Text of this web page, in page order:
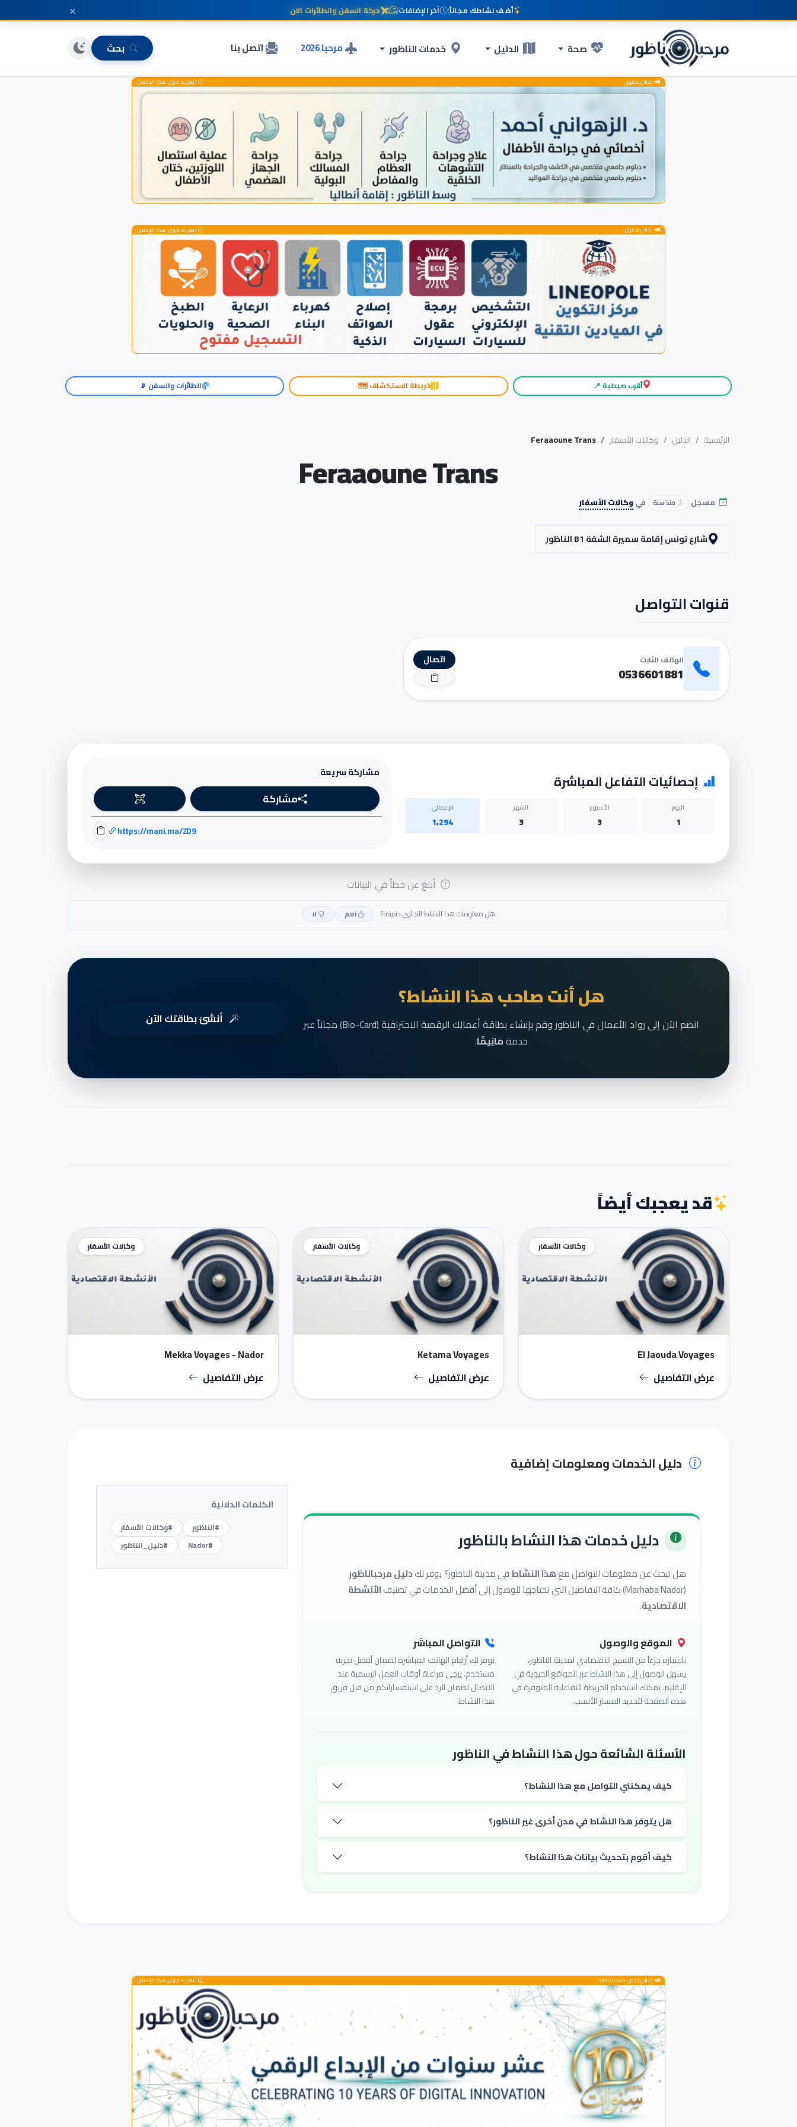
أضف نشاطك مجاناً| آخر الإضافات| حركة السفن والطائرات الآن ×
صحة الدليل خدمات الناظور مرحبا 2026 اتصل بنا بحث
إعلان ممول المزيد حول هذا الإعلان
إعلان ممول المزيد حول هذا الإعلان
أقرب صيدلية 📍 خريطة الاستكشاف 🗺️ الطائرات والسفن 📡
الرئيسية الدليل وكالات الأسفار Feraaoune Trans
Feraaoune Trans
مسجل منذ سنة فيوكالات الأسفار
شارع تونس إقامة سميرة الشقة B1 الناظور
قنوات التواصل
الهاتف الثابت
0536601881
اتصال
إحصائيات التفاعل المباشرة
اليوم
1
الأسبوع
3
الشهر
3
الإجمالي
1,294
مشاركة سريعة
مشاركة
https://mani.ma/ZD9
أبلغ عن خطأ في البيانات
هل معلومات هذا النشاط التجاري دقيقة؟ نعم لا
هل أنت صاحب هذا النشاط؟
انضم الآن إلى رواد الأعمال في الناظور وقم بإنشاء بطاقة أعمالك الرقمية الاحترافية (Bio-Card) مجاناً عبر
خدمةمَانِيمَّا.
أنشئ بطاقتك الآن
قد يعجبك أيضاً
وكالات الأسفار
El Jaouda Voyages
عرض التفاصيل
وكالات الأسفار
Ketama Voyages
عرض التفاصيل
وكالات الأسفار
Mekka Voyages - Nador
عرض التفاصيل
دليل الخدمات ومعلومات إضافية
دليل خدمات هذا النشاط بالناظور
هل تبحث عن معلومات التواصل معهذا النشاطفي مدينة الناظور؟ يوفر لكدليل مرحباناظور
(Marhaba Nador) كافة التفاصيل التي تحتاجها للوصول إلى أفضل الخدمات في تصنيف
الأنشطة
الاقتصادية.
الموقع والوصول
باعتباره جزءاً من النسيج الاقتصادي لمدينة الناظور،
يسهل الوصول إلى هذا النشاط عبر المواقع الحيوية في
الإقليم. يمكنك استخدام الخريطة التفاعلية المتوفرة في
هذه الصفحة لتحديد المسار الأنسب.
التواصل المباشر
نوفر لك أرقام الهاتف المباشرة لضمان أفضل تجربة
مستخدم. يرجى مراعاة أوقات العمل الرسمية عند
الاتصال لضمان الرد على استفساراتكم من قبل فريق
هذا النشاط.
الأسئلة الشائعة حول هذا النشاط في الناظور
كيف يمكنني التواصل مع هذا النشاط؟
هل يتوفر هذا النشاط في مدن أخرى غير الناظور؟
كيف أقوم بتحديث بيانات هذا النشاط؟
الكلمات الدلالية
#الناظور
#وكالات الأسفار
#Nador
#دليل_الناظور
إعلان خاص بمرحباناظور المزيد حول هذا الإعلان